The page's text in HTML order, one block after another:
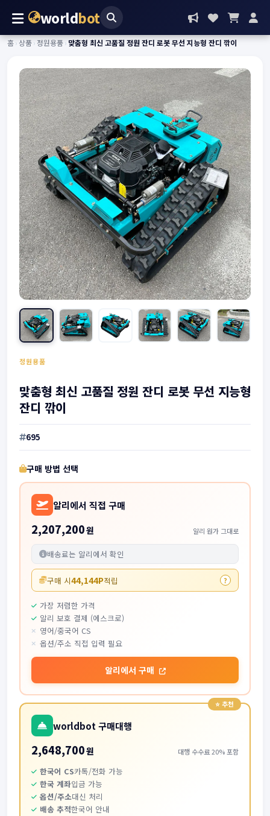
worldbot
홈›상품› 정원용품› 맞춤형 최신 고품질 정원 잔디 로봇 무선 지능형 잔디 깎이
정원용품
맞춤형 최신 고품질 정원 잔디 로봇 무선 지능형
잔디 깎이
695
구매 방법 선택
알리에서 직접 구매
2,207,200원 알리 원가 그대로
배송료는 알리에서 확인
구매 시44,144P적립 ?
가장 저렴한 가격
알리 보호 결제 (에스크로)
영어/중국어 CS
옵션/주소 직접 입력 필요
알리에서 구매
worldbot 구매대행
2,648,700원 대행 수수료 20% 포함
한국어 CS카톡/전화 가능
한국 계좌입금 가능
옵션/주소대신 처리
배송 추적한국어 안내